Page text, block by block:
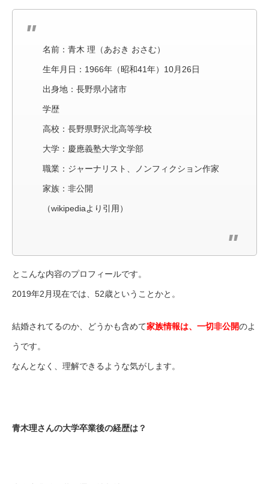
名前：青木 理（あおき おさむ）
生年月日：1966年（昭和41年）10月26日
出身地：長野県小諸市
学歴
高校：長野県野沢北高等学校
大学：慶應義塾大学文学部
職業：ジャーナリスト、ノンフィクション作家
家族：非公開
（wikipediaより引用）
とこんな内容のプロフィールです。
2019年2月現在では、52歳ということかと。
結婚されてるのか、どうかも含めて家族情報は、一切非公開のよ
うです。
なんとなく、理解できるような気がします。
青木理さんの大学卒業後の経歴は？